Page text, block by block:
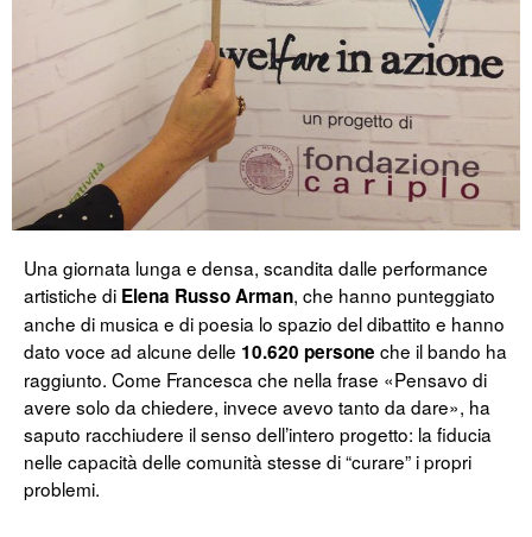
Una giornata lunga e densa, scandita dalle performance
artistiche di Elena Russo Arman, che hanno punteggiato
anche di musica e di poesia lo spazio del dibattito e hanno
dato voce ad alcune delle 10.620 persone che il bando ha
raggiunto. Come Francesca che nella frase «Pensavo di
avere solo da chiedere, invece avevo tanto da dare», ha
saputo racchiudere il senso dell’intero progetto: la fiducia
nelle capacità delle comunità stesse di “curare” i propri
problemi.